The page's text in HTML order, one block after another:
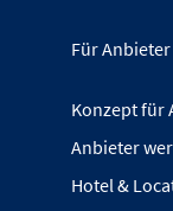
Für Anbieter
Konzept für
Anbieter
Hotel &